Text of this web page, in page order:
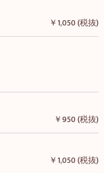
￥1,050 (税抜)
￥950 (税抜)
￥1,050 (税抜)